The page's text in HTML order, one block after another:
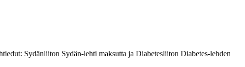
Sydänliiton Sydän-lehti maksutta ja Diabetesliiton Diabetes-lehden